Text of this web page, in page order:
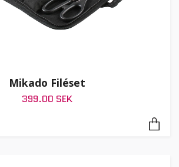
Mikado Filéset
399.00 SEK